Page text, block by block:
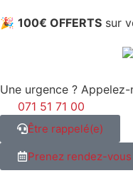
🎉 100€ OFFERTS sur
Une urgence ? Appelez-
071 51 71 00
Être rappelé(e)
Prenez rendez-vous